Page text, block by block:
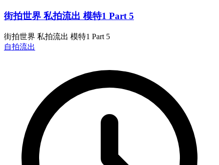
街拍世界 私拍流出 模特1 Part 5
街拍世界 私拍流出 模特1 Part 5
自拍流出